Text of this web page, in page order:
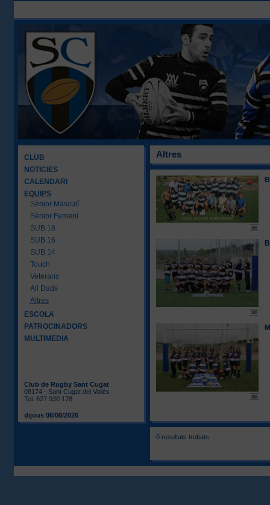
CLUB
NOTICIES
CALENDARI
EQUIPS
Sènior Masculí
Sènior Femení
SUB 18
SUB 16
SUB 14
Touch
Veterans
All Dads
Altres
ESCOLA
PATROCINADORS
MULTIMEDIA
Club de Rugby Sant Cugat
08174 - Sant Cugat del Vallès
Tel. 627 930 178
dijous 06/08/2026
Altres
0 resultats trobats